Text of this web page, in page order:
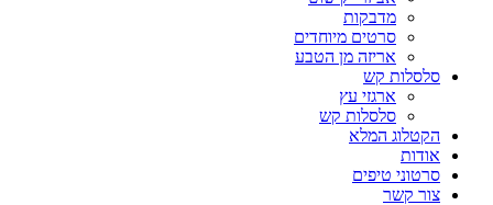
מדבקות
סרטים מיוחדים
אריזה מן הטבע
סלסלות קש
ארגזי עץ
סלסלות קש
הקטלוג המלא
אודות
סרטוני טיפים
צור קשר